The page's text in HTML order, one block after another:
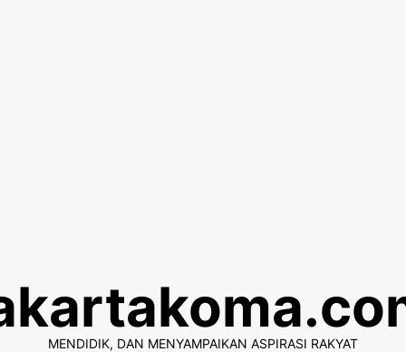
content
MENDIDIK, DAN MENYAMPAIKAN ASPIRASI RAKYAT